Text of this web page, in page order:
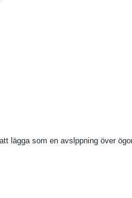
lägga som en avslppning över